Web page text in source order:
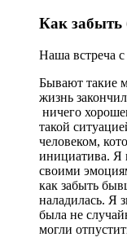
Как
Наша встреча
Бывают такие
жизнь
ничего
такой
человеком,
инициатива. Я
своими
как забыть
наладилась. Я
была не
могли